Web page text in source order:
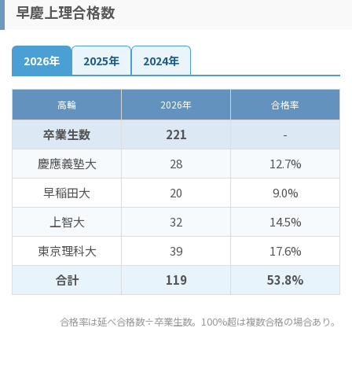
早慶上理合格数
2026年 2025年 2024年
高輪 2026年 合格率
卒業生数 221
-
慶應義塾大
28
12.7%
早稲田大
20
9.0%
上智大
32
14.5%
東京理科大
39
17.6%
合計
119 53.8%
合格率は延べ合格数÷卒業生数。100%超は複数合格の場合あり。